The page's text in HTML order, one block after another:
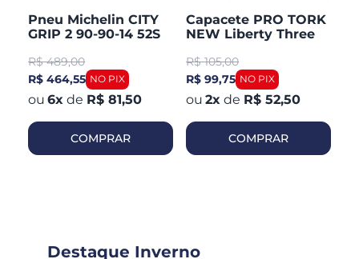
Pneu Michelin CITY
GRIP 2 90-90-14 52S
Dianteiro
R$ 489,00
R$ 464,55
6x de R$ 81,50
COMPRAR
Capacete PRO TORK
NEW Liberty Three
R$ 105,00
R$ 99,75
2x de R$ 52,50
COMPRAR
Destaque Inverno